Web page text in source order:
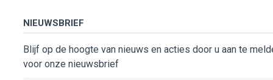
NIEUWSBRIEF
Blijf op de hoogte van nieuws en acties door u aan te
voor onze nieuwsbrief